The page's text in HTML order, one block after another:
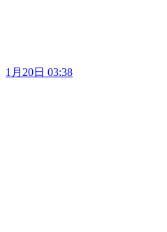
1月20日 03:38